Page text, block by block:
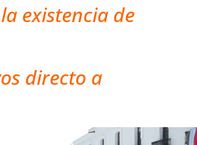
existencia de
directo a